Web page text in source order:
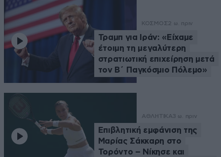
ΚΟΣΜΟΣ2 ω. πριν
Τραμπ για Ιράν: «Είχαμε
έτοιμη τη μεγαλύτερη
στρατιωτική επιχείρηση μετά
τον Β΄ Παγκόσμιο Πόλεμο»
ΑΘΛΗΤΙΚΑ3 ω. πριν
Επιβλητική εμφάνιση της
Μαρίας Σάκκαρη στο
Τορόντο – Νίκησε και